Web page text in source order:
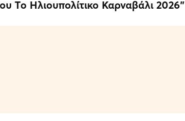
Το Ηλιουπολίτικο Καρναβάλι 2026”